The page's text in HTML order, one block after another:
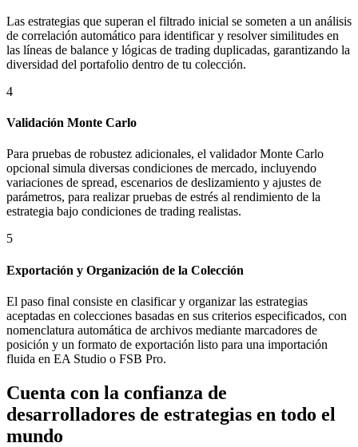
Las estrategias que superan el filtrado inicial se someten a un análisis
de correlación automático para identificar y resolver similitudes en
las líneas de balance y lógicas de trading duplicadas, garantizando la
diversidad del portafolio dentro de tu colección.
4
Validación Monte Carlo
Para pruebas de robustez adicionales, el validador Monte Carlo
opcional simula diversas condiciones de mercado, incluyendo
variaciones de spread, escenarios de deslizamiento y ajustes de
parámetros, para realizar pruebas de estrés al rendimiento de la
estrategia bajo condiciones de trading realistas.
5
Exportación y Organización de la Colección
El paso final consiste en clasificar y organizar las estrategias
aceptadas en colecciones basadas en sus criterios especificados, con
nomenclatura automática de archivos mediante marcadores de
posición y un formato de exportación listo para una importación
fluida en EA Studio o FSB Pro.
Cuenta con la confianza de
desarrolladores de estrategias en todo el
mundo